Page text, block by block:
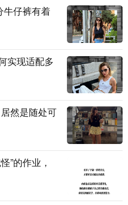
牛仔裤有着
实现适配多
然是随处可
”的作业，